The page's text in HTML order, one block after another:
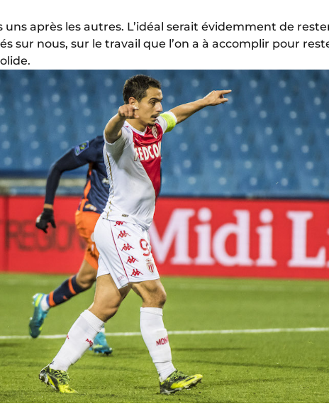
après les autres. L’idéal serait évidemment de
sur nous, sur le travail que l’on a à accomplir pour